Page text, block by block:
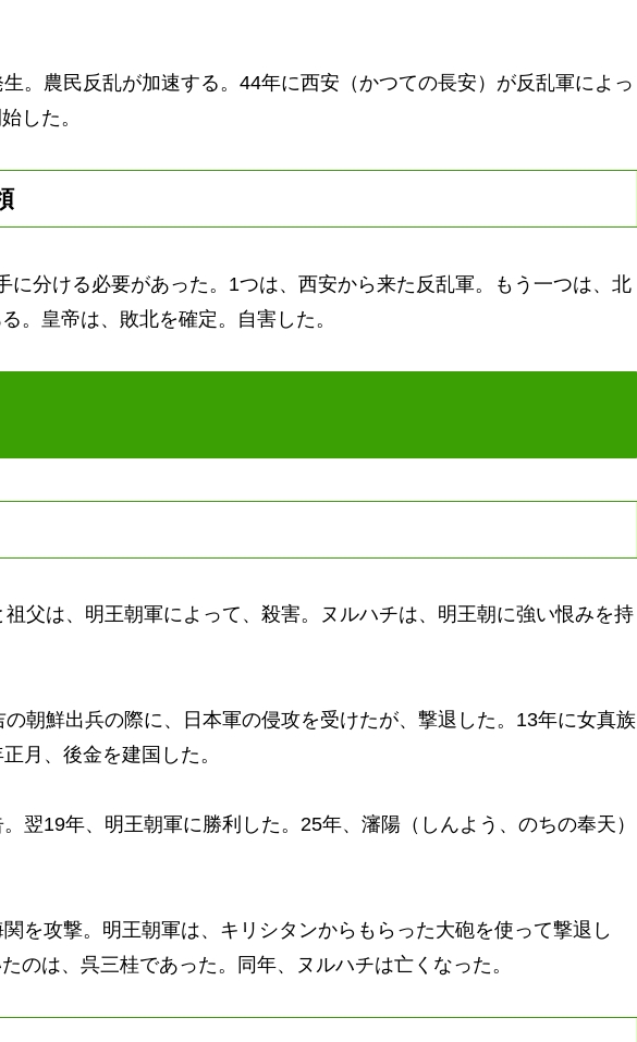
。農民反乱が加速する。44年に西安（かつての長安）が反乱軍によっ
した。
分ける必要があった。1つは、西安から来た反乱軍。もう一つは、北
。皇帝は、敗北を確定。自害した。
父は、明王朝軍によって、殺害。ヌルハチは、明王朝に強い恨みを持
朝鮮出兵の際に、日本軍の侵攻を受けたが、撃退した。13年に女真族
月、後金を建国した。
翌19年、明王朝軍に勝利した。25年、瀋陽（しんよう、のちの奉天）
を攻撃。明王朝軍は、キリシタンからもらった大砲を使って撃退し
のは、呉三桂であった。同年、ヌルハチは亡くなった。